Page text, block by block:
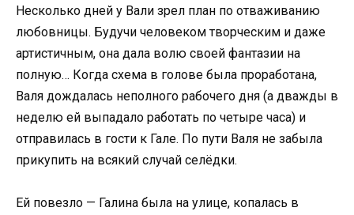
Несколько дней у Вали зрел план по отваживанию
любовницы. Будучи человеком творческим и даже
артистичным, она дала волю своей фантазии на
полную… Когда схема в голове была проработана,
Валя дождалась неполного рабочего дня (а дважды в
неделю ей выпадало работать по четыре часа) и
отправилась в гости к Гале. По пути Валя не забыла
прикупить на всякий случай селёдки.
Ей повезло — Галина была на улице, копалась в